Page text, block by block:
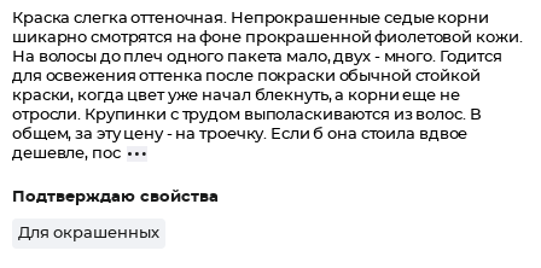
Краска слегка оттеночная. Непрокрашенные седые корни
шикарно смотрятся на фоне прокрашенной фиолетовой кожи.
На волосы до плеч одного пакета мало, двух - много. Годится
для освежения оттенка после покраски обычной стойкой
краски, когда цвет уже начал блекнуть, а корни еще не
отросли. Крупинки с трудом выполаскиваются из волос. В
общем, за эту цену - на троечку. Если б она стоила вдвое
дешевле, пос
Подтверждаю свойства
Для окрашенных